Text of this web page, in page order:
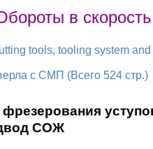
в скорость
tools, tooling system
с СМП (Всего 524 стр.)
СОЖ